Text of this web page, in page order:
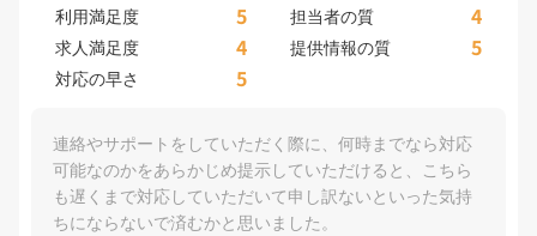
利用満足度 5 担当者の質 4
求人満足度 4 提供情報の質 5
対応の早さ 5
連絡やサポートをしていただく際に、何時までなら対応
可能なのかをあらかじめ提示していただけると、こちら
も遅くまで対応していただいて申し訳ないといった気持
ちにならないで済むかと思いました。